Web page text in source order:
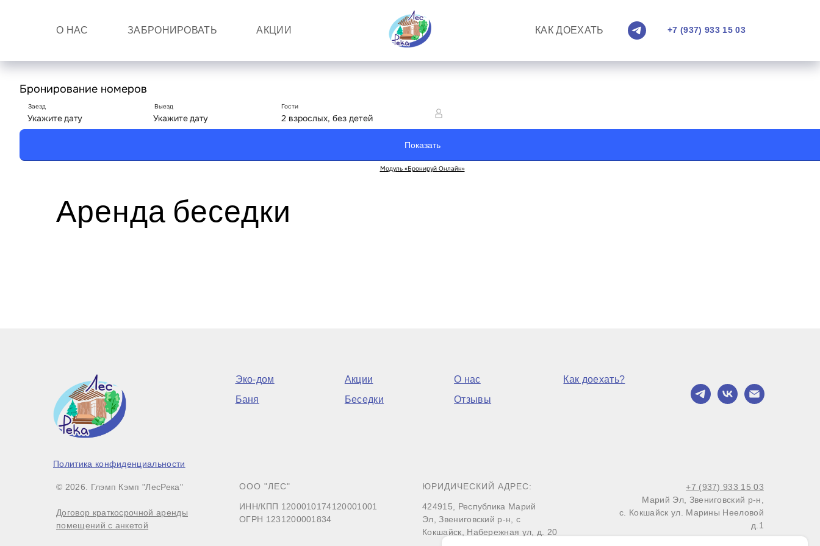
О НАС ЗАБРОНИРОВАТЬ АКЦИИ КАК ДОЕХАТЬ +7 (937) 933 15 03
Аренда беседки
Политика конфиденциальности
Эко-дом
Баня
Акции
Беседки
О нас
Отзывы
Как доехать?
© 2026 . Глэмп Кэмп "ЛесРека"
Договор краткосрочной аренды
помещений с анкетой
ООО "ЛЕС"
ИНН/КПП 1200010174120001001
ОГРН 1231200001834
ЮРИДИЧЕСКИЙ АДРЕС:
424915, Республика Марий
Эл, Звениговский р-н, с
Кокшайск, Набережная ул, д. 20
+7 (937) 933 15 03
Марий Эл, Звениговский р-н,
с. Кокшайск ул. Марины Нееловой
д.1